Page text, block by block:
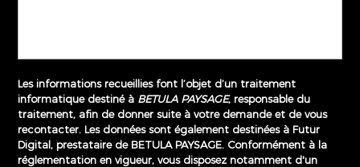
Les informations recueillies font l’objet d’un traitement
informatique destiné à BETULA PAYSAGE, responsable du
traitement, afin de donner suite à votre demande et de vous
recontacter. Les données sont également destinées à Futur
Digital, prestataire de BETULA PAYSAGE. Conformément à la
réglementation en vigueur, vous disposez notamment d'un